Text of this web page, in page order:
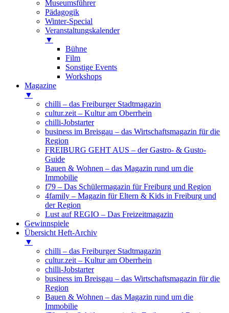
Museumsführer
Pädagogik
Winter-Special
Veranstaltungskalender
▼
Bühne
Film
Sonstige Events
Workshops
Magazine
▼
chilli – das Freiburger Stadtmagazin
cultur.zeit – Kultur am Oberrhein
chilli-Jobstarter
business im Breisgau – das Wirtschaftsmagazin für die
Region
FREIBURG GEHT AUS – der Gastro- & Gusto-
Guide
Bauen & Wohnen – das Magazin rund um die
Immobilie
f79 – Das Schülermagazin für Freiburg und Region
4family – Magazin für Eltern & Kids in Freiburg und
der Region
Lust auf REGIO – Das Freizeitmagazin
Gewinnspiele
Übersicht Heft-Archiv
▼
chilli – das Freiburger Stadtmagazin
cultur.zeit – Kultur am Oberrhein
chilli-Jobstarter
business im Breisgau – das Wirtschaftsmagazin für die
Region
Bauen & Wohnen – das Magazin rund um die
Immobilie